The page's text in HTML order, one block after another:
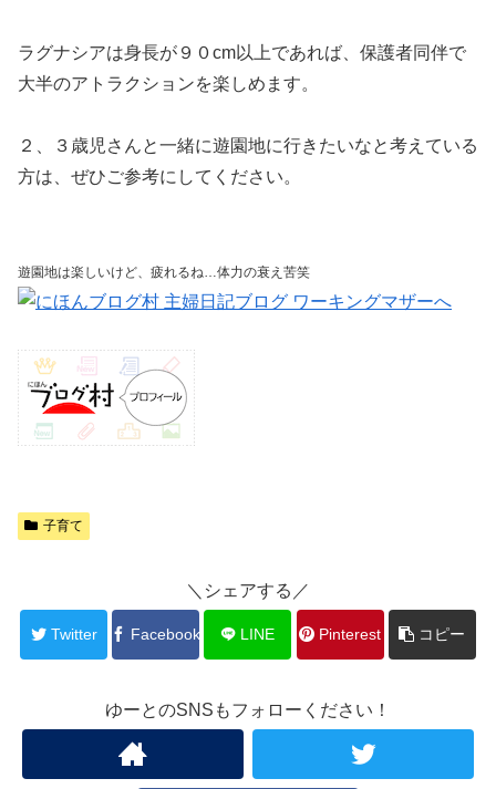
ラグナシアは身長が９０cm以上であれば、保護者同伴で
大半のアトラクションを楽しめます。
２、３歳児さんと一緒に遊園地に行きたいなと考えている
方は、ぜひご参考にしてください。
遊園地は楽しいけど、疲れるね…体力の衰え苦笑
子育て
＼シェアする／
Twitter Facebook LINE Pinterest コピー
ゆーとのSNSもフォローください！